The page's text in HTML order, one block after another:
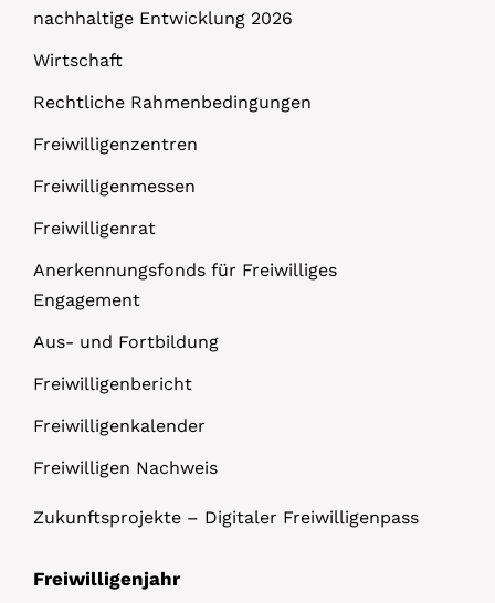
nachhaltige Entwicklung 2026
Wirtschaft
Rechtliche Rahmenbedingungen
Freiwilligenzentren
Freiwilligenmessen
Freiwilligenrat
Anerkennungsfonds für Freiwilliges
Engagement
Aus- und Fortbildung
Freiwilligenbericht
Freiwilligenkalender
Freiwilligen Nachweis
Zukunftsprojekte – Digitaler Freiwilligenpass
Freiwilligenjahr